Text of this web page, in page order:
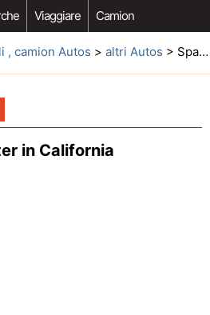
Viaggiare Camion
Auto Car Opzioni Aftermarket
, camion Autos > altri Autos > Spark leggi Arrester in California
in California